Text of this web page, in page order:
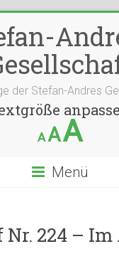
der Stefan-Andres
AAA
Menü
Nr. 224 –